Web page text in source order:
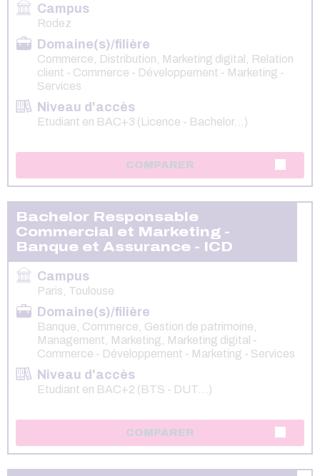
Campus
Rodez
Domaine(s)/filière
Commerce, Distribution, Marketing digital, Relation
client - Commerce - Développement - Marketing -
Services
Niveau d'accès
Etudiant en BAC+3 (Licence - Bachelor...)
COMPARER
Bachelor Responsable
Commercial et Marketing -
Banque et Assurance - ICD
Campus
Paris, Toulouse
Domaine(s)/filière
Banque, Commerce, Gestion de patrimoine,
Management, Marketing, Marketing digital -
Commerce - Développement - Marketing - Services
Niveau d'accès
Etudiant en BAC+2 (BTS - DUT...)
COMPARER